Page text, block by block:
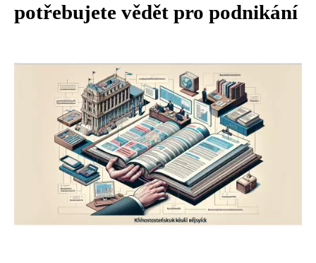
potřebujete vědět pro podnikání